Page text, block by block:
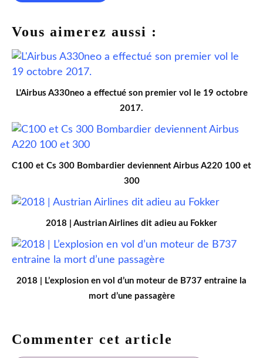
Vous aimerez aussi :
L'Airbus A330neo a effectué son premier vol le 19 octobre
2017.
C100 et Cs 300 Bombardier deviennent Airbus A220 100 et
300
2018 | Austrian Airlines dit adieu au Fokker
2018 | L’explosion en vol d’un moteur de B737 entraine la
mort d’une passagère
Commenter cet article